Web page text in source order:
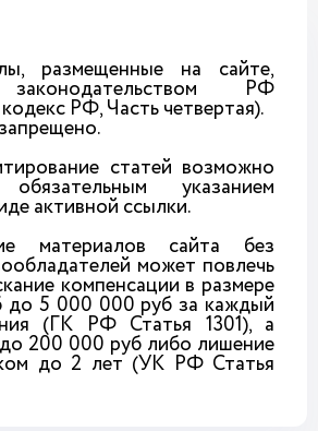
размещенные на сайте,
РФ
РФ, Часть четвертая).
статей возможно
указанием
активной ссылки.
материалов сайта без
может повлечь
компенсации в размере
до 5 000 000 руб за каждый
(ГК РФ Статья 1301), а
200 000 руб либо лишение
до 2 лет (УК РФ Статья